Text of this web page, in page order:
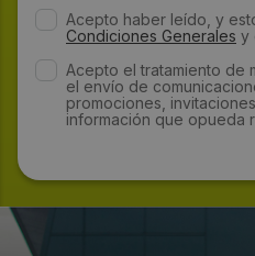
Acepto haber leído, y
Condiciones Generales y
Acepto el tratamiento de
el envío de
promociones,
información que opueda